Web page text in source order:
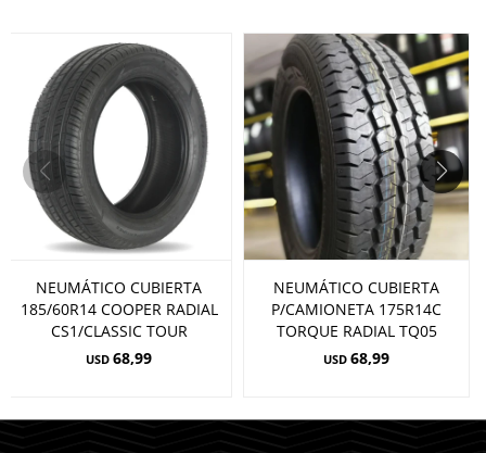
NEUMÁTICO CUBIERTA
185/60R14 COOPER RADIAL
CS1/CLASSIC TOUR
USD 68,99
NEUMÁTICO CUBIERTA
P/CAMIONETA 175R14C
TORQUE RADIAL TQ05
USD 68,99